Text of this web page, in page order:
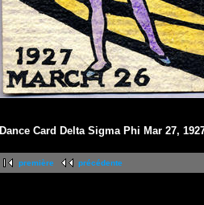
Dance Card Delta Sigma Phi Mar 27,
première précédente